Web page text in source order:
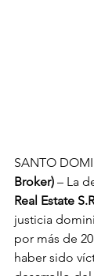
SANTO
Broker) – La
Real Estate
justicia
por más de
haber sido